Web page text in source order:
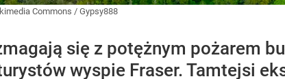
Commons / Gypsy888
się z potężnym pożarem
wyspie Fraser. Tamtejsi